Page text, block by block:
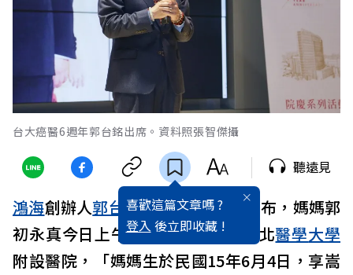
台大癌醫6週年郭台銘出席。資料照張智傑攝
喜歡這篇文章嗎 ?
登入 後立即收藏 !
聽遠見
鴻海創辦人郭台銘6日在臉書哀痛宣布，媽媽郭
初永真今日上午八點安詳辭世於台北醫學大學
附設醫院，「媽媽生於民國15年6月4日，享嵩